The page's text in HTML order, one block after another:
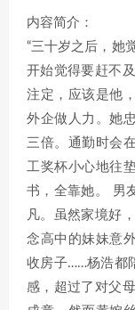
内容简介：
“三十岁之后，她
开始觉得要赶不
注定，应该是他
外企做人力。她
三倍。通勤时会
工奖杯小心地往
书，全靠她。 男
凡。虽然家境好
念高中的妹妹意
收房子……杨浩都
感，超过了对父